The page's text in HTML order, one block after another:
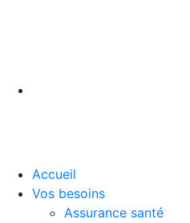
Accueil
Vos besoins
Assurance santé